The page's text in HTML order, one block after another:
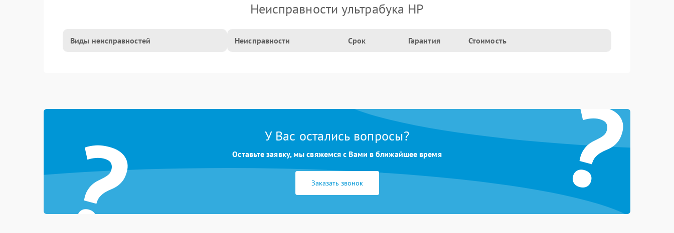
Неисправности ультрабука HP
Виды неисправностей Неисправности Срок Гарантия Стоимость
? ?
У Вас остались вопросы?
Оставьте заявку, мы свяжемся с Вами в ближайшее время
Заказать звонок